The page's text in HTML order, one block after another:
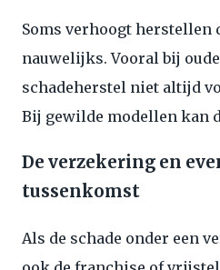
Soms verhoogt herstellen
nauwelijks. Vooral bij
schadeherstel niet altijd
Bij gewilde modellen kan
De verzekering en
tussenkomst
Als de schade onder een